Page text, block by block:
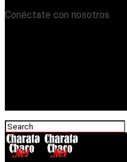
Conéctate con nosotros